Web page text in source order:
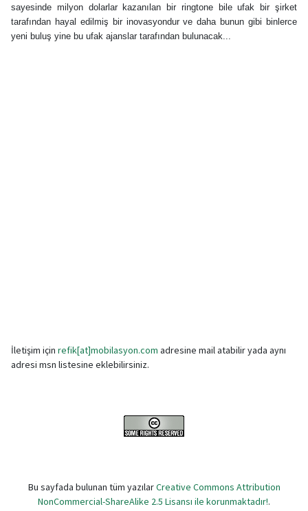
sayesinde milyon dolarlar kazanılan bir ringtone bile ufak bir şirket
tarafından hayal edilmiş bir inovasyondur ve daha bunun gibi binlerce
yeni buluş yine bu ufak ajanslar tarafından bulunacak...
İletişim için refik[at]mobilasyon.com adresine mail atabilir yada aynı
adresi msn listesine eklebilirsiniz.
Bu sayfada bulunan tüm yazılarCreative Commons Attribution
NonCommercial-ShareAlike 2.5 Lisansı ile korunmaktadır!.